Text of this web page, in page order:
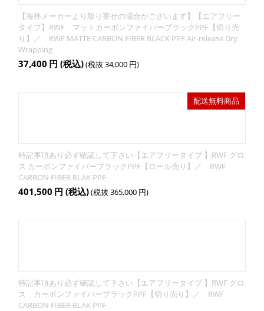
【海外メーカーより取り寄せの場合がございます】【エアフリー
タイプ】RWF マットカーボンファイバーブラックPPF【切り売
り】／ RWF MATTE CARBON FIBER BLACK PPF Air-release Dry
Wrapping
37,400 円 (税込)(税抜 34,000 円)
配送無料商品
特記事項あり必ず確認して下さい【エアフリータイプ 】RWF グロ
ス カーボンファイバーブラックPPF【ロール売り】／ RWF
CARBON FIBER BLAK PPF
401,500 円 (税込)(税抜 365,000 円)
特記事項あり必ず確認して下さい【エアフリータイプ 】RWF グロ
ス カーボンファイバーブラックPPF【切り売り】／ RWF
CARBON FIBER BLAK PPF